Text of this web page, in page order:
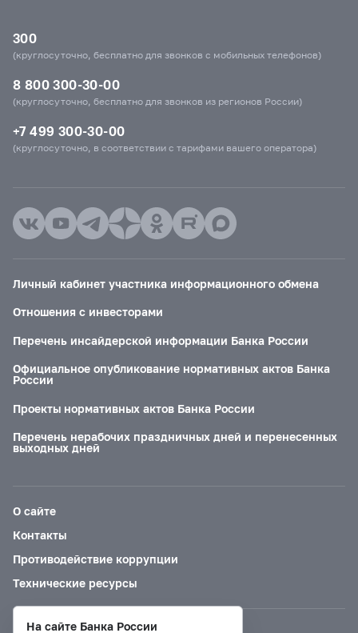
300
(круглосуточно, бесплатно для звонков с мобильных телефонов)
8 800 300-30-00
(круглосуточно, бесплатно для звонков из регионов России)
+7 499 300-30-00
(круглосуточно, в соответствии с тарифами вашего оператора)
Личный кабинет участника информационного обмена
Отношения с инвесторами
Перечень инсайдерской информации Банка России
Официальное опубликование нормативных актов Банка
России
Проекты нормативных актов Банка России
Перечень нерабочих праздничных дней и перенесенных
выходных дней
О сайте
Контакты
Противодействие коррупции
Технические ресурсы
На сайте Банка России